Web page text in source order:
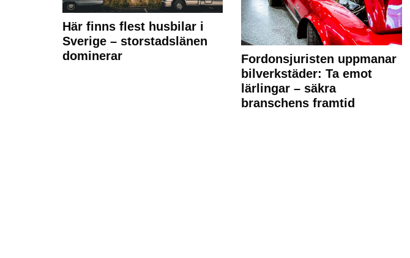
Här finns flest husbilar i
Sverige – storstadslänen
dominerar
Fordonsjuristen uppmanar
bilverkstäder: Ta emot
lärlingar – säkra
branschens framtid